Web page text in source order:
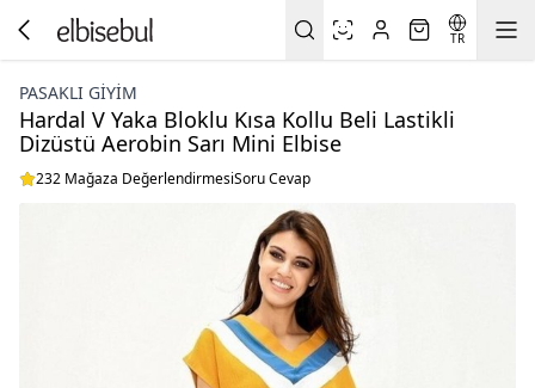
TR
PASAKLI GIYIM
Hardal V Yaka Bloklu Kısa Kollu Beli Lastikli
Dizüstü Aerobin Sarı Mini Elbise
232 Mağaza DeğerlendirmesiSoru Cevap